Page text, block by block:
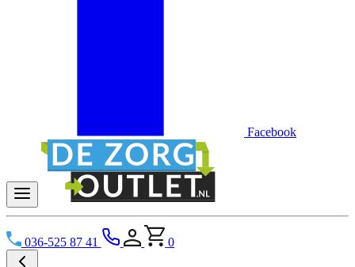
Facebook
036-525 87 41 0